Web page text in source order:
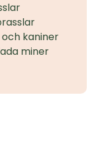
kaniner
miner